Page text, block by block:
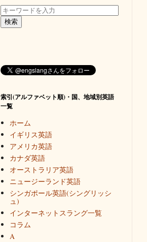
索引(アルファベット順)・国、地域別英語
一覧
ホーム
イギリス英語
アメリカ英語
カナダ英語
オーストラリア英語
ニュージーランド英語
シンガポール英語(シングリッシ
ュ)
インターネットスラング一覧
コラム
A